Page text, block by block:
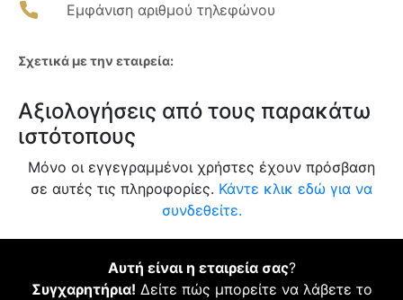
Εμφάνιση αριθμού τηλεφώνου
Σχετικά με την εταιρεία:
Αξιολογήσεις από τους παρακάτω
ιστότοπους
Μόνο οι εγγεγραμμένοι χρήστες έχουν πρόσβαση
σε αυτές τις πληροφορίες. Κάντε κλικ εδώ για να
συνδεθείτε.
Αυτή είναι η εταιρεία σας?
Συγχαρητήρια! Δείτε πώς μπορείτε να λάβετε το